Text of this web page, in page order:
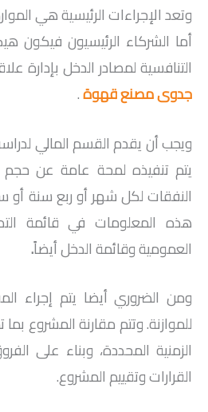
وتعد الإجراءات الرئيسية هي
أما الشركاء الرئيسيون فيكون
التنافسية لمصادر الدخل بإدارة
جدوى مصنع قهوة.
ويجب أن يقدم القسم المالي
يتم تنفيذه لمحة عامة عن حجم
النفقات لكل شهر أو ربع سنة
هذه المعلومات في قائمة
العمومية وقائمة الدخل أيضاً.
ومن الضروري أيضا يتم إجراء
للموازنة. وتتم مقارنة المشروع
الزمنية المحددة، وبناء على
القرارات وتقييم المشروع.